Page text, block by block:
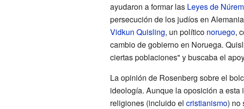
ayudaron a formar las Leyes de
persecución de los judíos en
Vidkun Quisling, un político noruego,
cambio de gobierno en Noruega.
ciertas poblaciones" y buscaba el
La opinión de Rosenberg sobre el
ideología. Aunque la oposición a
religiones (incluido el cristianismo) no